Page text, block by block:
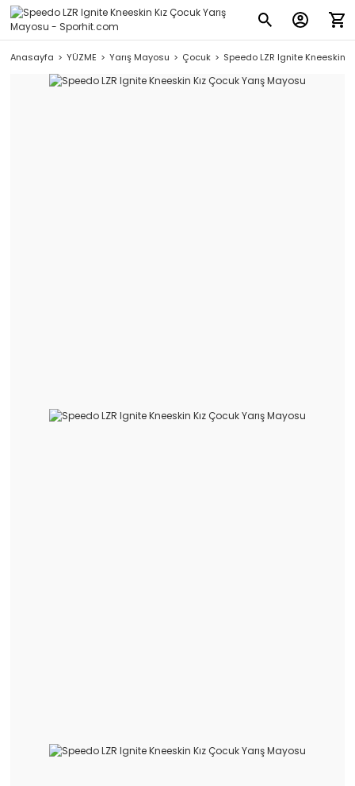
Anasayfa YÜZME Yarış Mayosu Çocuk Speedo LZR Ignite Kneeskin